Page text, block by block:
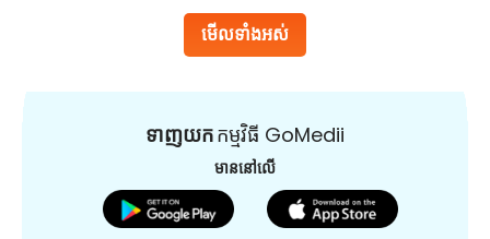
មើលទាំងអស់
ទាញយកកម្មវិធី GoMedii
មាននៅលើ